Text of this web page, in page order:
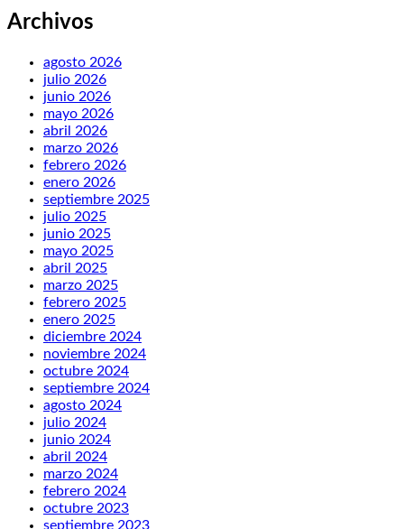
Archivos
agosto 2026
julio 2026
junio 2026
mayo 2026
abril 2026
marzo 2026
febrero 2026
enero 2026
septiembre 2025
julio 2025
junio 2025
mayo 2025
abril 2025
marzo 2025
febrero 2025
enero 2025
diciembre 2024
noviembre 2024
octubre 2024
septiembre 2024
agosto 2024
julio 2024
junio 2024
abril 2024
marzo 2024
febrero 2024
octubre 2023
septiembre 2023